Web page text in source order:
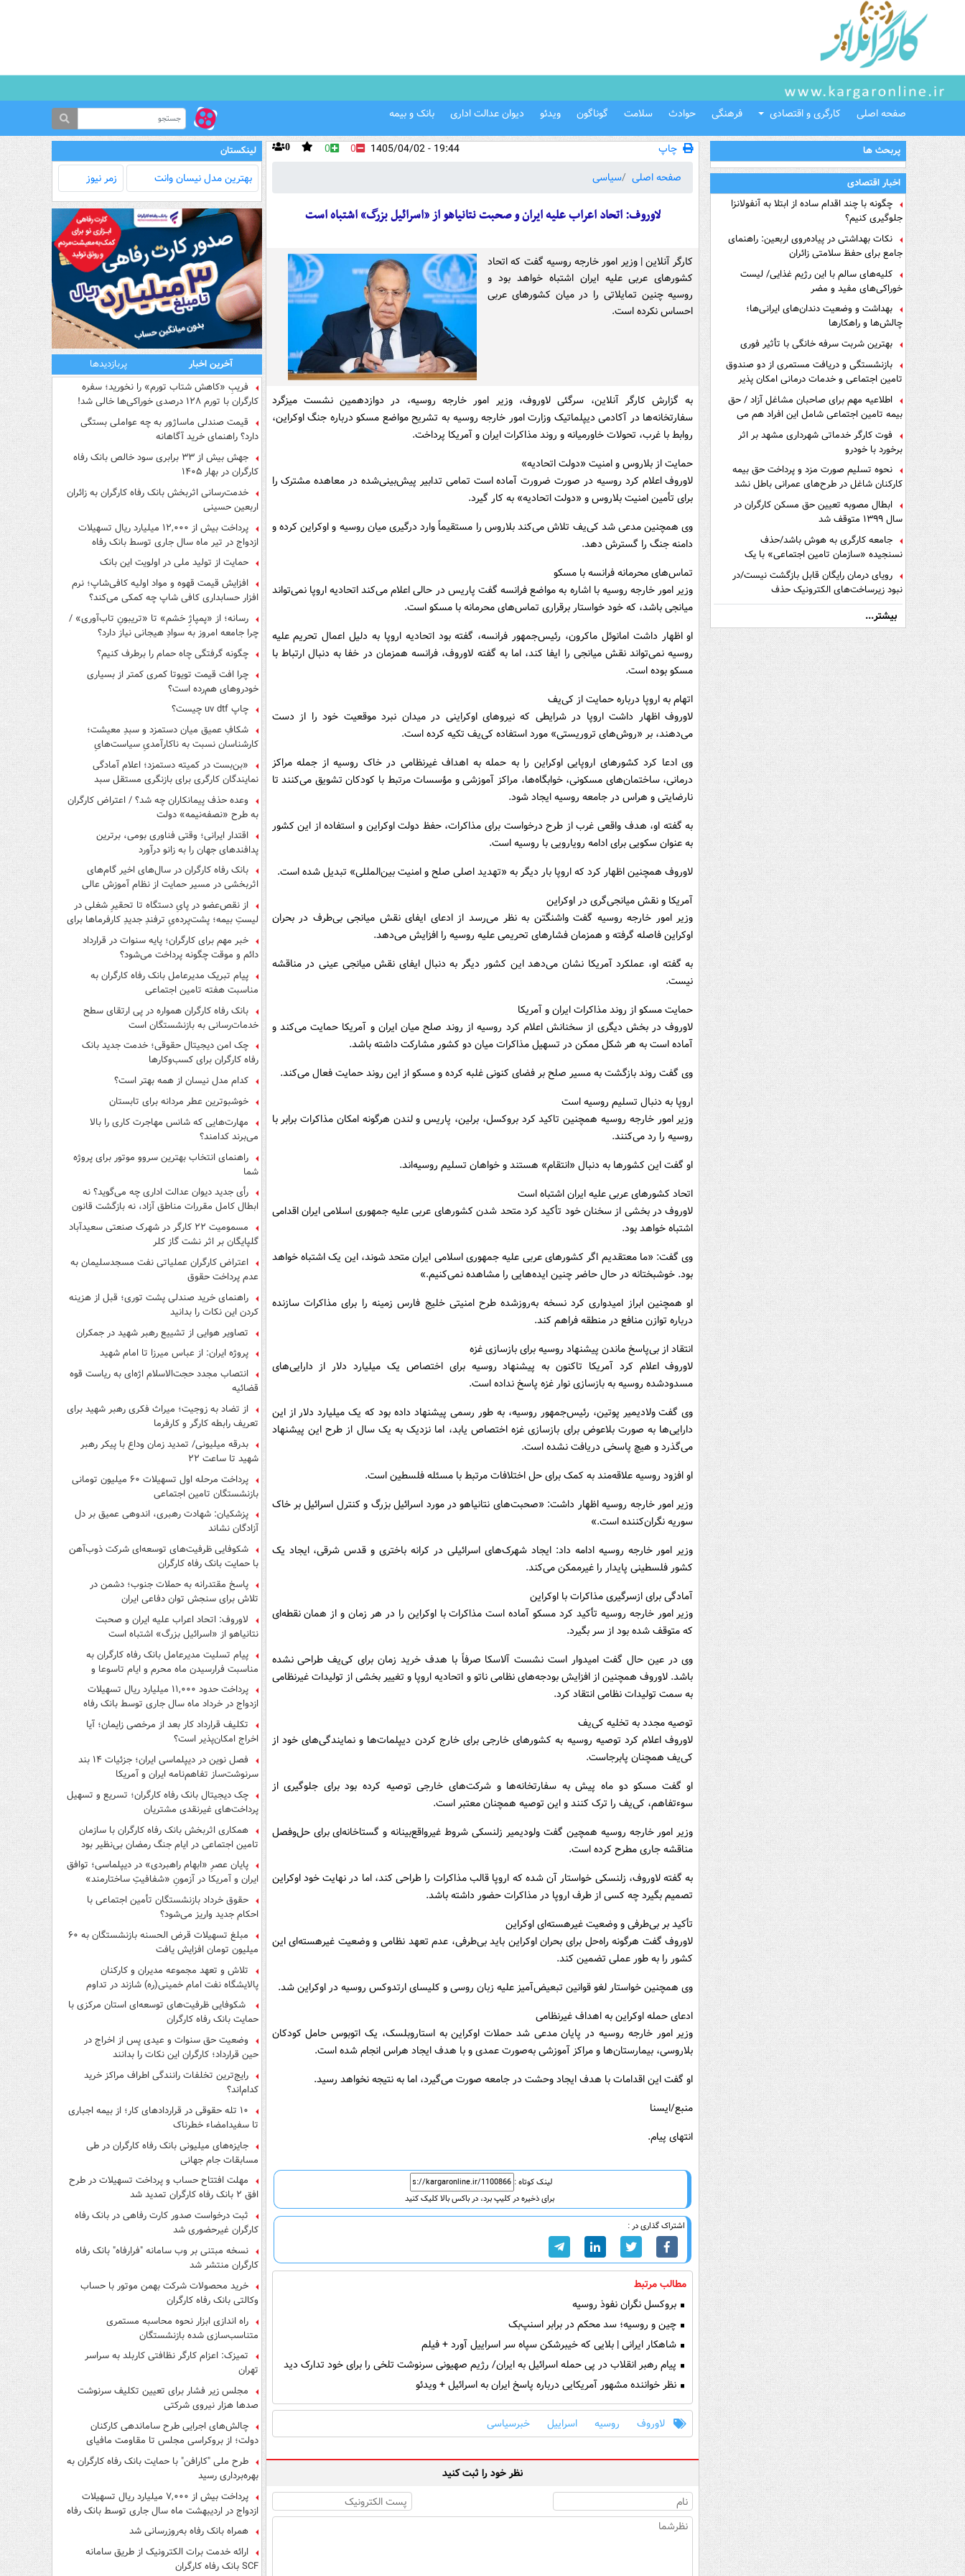
صفحه اصلی کارگری و اقتصادی فرهنگی حوادث سلامت گوناگون ویدئو دیوان عدالت اداری بانک و بیمه
پربحث ها
اخبار اقتصادی
چگونه با چند اقدام ساده از ابتلا به آنفولانزا
جلوگیری کنیم؟
نکات بهداشتی در پیاده‌روی اربعین: راهنمای
جامع برای حفظ سلامتی زائران
کلیه‌های سالم با این رژیم غذایی/ لیست
خوراکی‌های مفید و مضر
بهداشت و وضعیت دندان‌های ایرانی‌ها؛
چالش‌ها و راهکارها
بهترین شربت سرفه خانگی با تأثیر فوری
بازنشستگی و دریافت مستمری از دو صندوق
تامین اجتماعی و خدمات درمانی امکان پذیر
است ؟
اطلاعیه مهم برای صاحبان مشاغل آزاد / حق
بیمه تامین اجتماعی شامل این افراد هم می
شودفوت کارگر خدماتی شهرداری مشهد بر اثر
برخورد با خودرو
نحوه تسلیم صورت مزد و پرداخت حق بیمه
کارکنان شاغل در طرح‌های عمرانی باطل نشد
ابطال مصوبه تعیین حق مسکن کارگران در
سال ۱۳۹۹ متوقف شد
جامعه کارگری به هوش باشد/حذف
نسنجیده «سازمان تامین اجتماعی» با یک
تفاهم نامه!
رویای درمان رایگان قابل بازگشت نیست/در
نبود زیرساخت‌های الکترونیک حذف
دفترچه‌های بیمه اشتباه مضاعف است
بیشتر...
چاپ 0 0 0
19:44 - 1405/04/02
صفحه اصلی
سیاسی
لاوروف: اتحاد اعراب علیه ایران و صحبت نتانیاهو از «اسرائیل بزرگ» اشتباه است
کارگر آنلاین | وزیر امور خارجه روسیه گفت که اتحاد
کشورهای عربی علیه ایران اشتباه خواهد بود و
روسیه چنین تمایلاتی را در میان کشورهای عربی
احساس نکرده است.
به گزارش کارگر آنلاین، سرگئی لاوروف، وزیر امور خارجه روسیه، در دوازدهمین نشست میزگرد
سفارتخانه‌ها در آکادمی دیپلماتیک وزارت امور خارجه روسیه به تشریح مواضع مسکو درباره جنگ اوکراین،
روابط با غرب، تحولات خاورمیانه و روند مذاکرات ایران و آمریکا پرداخت.
حمایت از بلاروس و امنیت «دولت اتحادیه»
لاوروف اعلام کرد روسیه در صورت ضرورت آماده است تمامی تدابیر پیش‌بینی‌شده در معاهده مشترک را
برای تأمین امنیت بلاروس و «دولت اتحادیه» به کار گیرد.
وی همچنین مدعی شد کی‌یف تلاش می‌کند بلاروس را مستقیماً وارد درگیری میان روسیه و اوکراین کرده و
دامنه جنگ را گسترش دهد.
تماس‌های محرمانه فرانسه با مسکو
وزیر امور خارجه روسیه با اشاره به مواضع فرانسه گفت پاریس در حالی اعلام می‌کند اتحادیه اروپا نمی‌تواند
میانجی باشد، که خود خواستار برقراری تماس‌های محرمانه با مسکو است.
او اظهار داشت امانوئل ماکرون، رئیس‌جمهور فرانسه، گفته بود اتحادیه اروپا به دلیل اعمال تحریم علیه
روسیه نمی‌تواند نقش میانجی را ایفا کند، اما به گفته لاوروف، فرانسه همزمان در خفا به دنبال ارتباط با
مسکو بوده است.
اتهام به اروپا درباره حمایت از کی‌یف
لاوروف اظهار داشت اروپا در شرایطی که نیروهای اوکراینی در میدان نبرد موقعیت خود را از دست
می‌دهند، بر «روش‌های تروریستی» مورد استفاده کی‌یف تکیه کرده است.
وی ادعا کرد کشورهای اروپایی اوکراین را به حمله به اهداف غیرنظامی در خاک روسیه از جمله مراکز
درمانی، ساختمان‌های مسکونی، خوابگاه‌ها، مراکز آموزشی و مؤسسات مرتبط با کودکان تشویق می‌کنند تا
نارضایتی و هراس در جامعه روسیه ایجاد شود.
به گفته او، هدف واقعی غرب از طرح درخواست برای مذاکرات، حفظ دولت اوکراین و استفاده از این کشور
به عنوان سکویی برای ادامه رویارویی با روسیه است.
لاوروف همچنین اظهار کرد که اروپا بار دیگر به «تهدید اصلی صلح و امنیت بین‌المللی» تبدیل شده است.
آمریکا و نقش میانجی‌گری در اوکراین
وزیر امور خارجه روسیه گفت واشنگتن به نظر می‌رسد از ادعای ایفای نقش میانجی بی‌طرف در بحران
اوکراین فاصله گرفته و همزمان فشارهای تحریمی علیه روسیه را افزایش می‌دهد.
به گفته او، عملکرد آمریکا نشان می‌دهد این کشور دیگر به دنبال ایفای نقش میانجی عینی در مناقشه
نیست.
حمایت مسکو از روند مذاکرات ایران و آمریکا
لاوروف در بخش دیگری از سخنانش اعلام کرد روسیه از روند صلح میان ایران و آمریکا حمایت می‌کند و
آماده است به هر شکل ممکن در تسهیل مذاکرات میان دو کشور مشارکت داشته باشد.
وی گفت روند بازگشت به مسیر صلح بر فضای کنونی غلبه کرده و مسکو از این روند حمایت فعال می‌کند.
اروپا به دنبال تسلیم روسیه است
وزیر امور خارجه روسیه همچنین تاکید کرد بروکسل، برلین، پاریس و لندن هرگونه امکان مذاکرات برابر با
روسیه را رد می‌کنند.
او گفت این کشورها به دنبال «انتقام» هستند و خواهان تسلیم روسیه‌اند.
اتحاد کشورهای عربی علیه ایران اشتباه است
لاوروف در بخشی از سخنان خود تأکید کرد متحد شدن کشورهای عربی علیه جمهوری اسلامی ایران اقدامی
اشتباه خواهد بود.
وی گفت: «ما معتقدیم اگر کشورهای عربی علیه جمهوری اسلامی ایران متحد شوند، این یک اشتباه خواهد
بود. خوشبختانه در حال حاضر چنین ایده‌هایی را مشاهده نمی‌کنیم.»
او همچنین ابراز امیدواری کرد نسخه به‌روزشده طرح امنیتی خلیج فارس زمینه را برای مذاکرات سازنده
درباره توازن منافع در منطقه فراهم کند.
انتقاد از بی‌پاسخ ماندن پیشنهاد روسیه برای بازسازی غزه
لاوروف اعلام کرد آمریکا تاکنون به پیشنهاد روسیه برای اختصاص یک میلیارد دلار از دارایی‌های
مسدودشده روسیه به بازسازی نوار غزه پاسخ نداده است.
وی گفت ولادیمیر پوتین، رئیس‌جمهور روسیه، به طور رسمی پیشنهاد داده بود که یک میلیارد دلار از این
دارایی‌ها به صورت بلاعوض برای بازسازی غزه اختصاص یابد، اما نزدیک به یک سال از طرح این پیشنهاد
می‌گذرد و هیچ پاسخی دریافت نشده است.
او افزود روسیه علاقه‌مند به کمک برای حل اختلافات مرتبط با مسئله فلسطین است.
وزیر امور خارجه روسیه اظهار داشت: «صحبت‌های نتانیاهو در مورد اسرائیل بزرگ و کنترل اسرائیل بر خاک
سوریه نگران‌کننده است.»
وزیر امور خارجه روسیه ادامه داد: ایجاد شهرک‌های اسرائیلی در کرانه باختری و قدس شرقی، ایجاد یک
کشور فلسطینی پایدار را غیرممکن می‌کند.
آمادگی برای ازسرگیری مذاکرات با اوکراین
وزیر امور خارجه روسیه تأکید کرد مسکو آماده است مذاکرات با اوکراین را در هر زمان و از همان نقطه‌ای
که متوقف شده بود از سر بگیرد.
وی در عین حال گفت امیدوار است نشست آلاسکا صرفاً با هدف خرید زمان برای کی‌یف طراحی نشده
باشد. لاوروف همچنین از افزایش بودجه‌های نظامی ناتو و اتحادیه اروپا و تغییر بخشی از تولیدات غیرنظامی
به سمت تولیدات نظامی انتقاد کرد.
توصیه مجدد به تخلیه کی‌یف
لاوروف اعلام کرد توصیه روسیه به کشورهای خارجی برای خارج کردن دیپلمات‌ها و نمایندگی‌های خود از
کی‌یف همچنان پابرجاست.
او گفت مسکو دو ماه پیش به سفارتخانه‌ها و شرکت‌های خارجی توصیه کرده بود برای جلوگیری از
سوءتفاهم، کی‌یف را ترک کنند و این توصیه همچنان معتبر است.
وزیر امور خارجه روسیه همچین گفت ولودیمیر زلنسکی شروط غیرواقع‌بینانه و گستاخانه‌ای برای حل‌وفصل
مناقشه جاری مطرح کرده است.
به گفته لاوروف، زلنسکی خواستار آن شده که اروپا قالب مذاکرات را طراحی کند، اما در نهایت خود اوکراین
تصمیم بگیرد چه کسی از طرف اروپا در مذاکرات حضور داشته باشد.
تأکید بر بی‌طرفی و وضعیت غیرهسته‌ای اوکراین
لاوروف گفت هرگونه راه‌حل برای بحران اوکراین باید بی‌طرفی، عدم تعهد نظامی و وضعیت غیرهسته‌ای این
کشور را به طور عملی تضمین کند.
وی همچنین خواستار لغو قوانین تبعیض‌آمیز علیه زبان روسی و کلیسای ارتدوکس روسیه در اوکراین شد.
ادعای حمله اوکراین به اهداف غیرنظامی
وزیر امور خارجه روسیه در پایان مدعی شد حملات اوکراین به استاروبلسک، یک اتوبوس حامل کودکان
بلاروسی، بیمارستان‌ها و مراکز آموزشی به‌صورت عمدی و با هدف ایجاد هراس انجام شده است.
او گفت این اقدامات با هدف ایجاد وحشت در جامعه صورت می‌گیرد، اما به نتیجه نخواهد رسید.
منبع/ایسنا
انتهای پیام.
لینک کوتاه :
برای ذخیره در کلیپ برد، در باکس بالا کلیک کنید
اشتراک گذاری در :
مطالب مرتبط
بروکسل نگران نفوذ روسیه
چین و روسیه؛ سد محکم در برابر اسنپ‌بک
شاهکار ایرانی | بلایی که خیبرشکن سپاه سر اسراییل آورد + فیلم
پیام رهبر انقلاب در پی حمله اسرائیل به ایران/ رژیم صهیونی سرنوشت تلخی را برای خود تدارک دید
نظر خواننده مشهور آمریکایی درباره پاسخ ایران به اسرائیل + ویدئو
لاوروف روسیه اسراییل خبرسیاسی
نظر خود را ثبت کنید
لینکستان
بهترین مدل‌ نیسان وانت زمر نیوز
آخرین اخبار
پربازدیدها
فریبِ «کاهش شتاب تورم» را نخورید؛ سفره
کارگران با تورم ۱۲۸ درصدی خوراکی‌ها خالی شد!
قیمت صندلی ماساژور به چه عواملی بستگی
دارد؟ راهنمای خرید آگاهانه
جهش بیش از ۳۳ برابری سود خالص بانک رفاه
کارگران در بهار ۱۴۰۵
خدمت‌رسانی اثربخش بانک رفاه کارگران به زائران
اربعین حسینی
پرداخت بیش از ۱۲,۰۰۰ میلیارد ریال تسهیلات
ازدواج در تیر ماه سال جاری توسط بانک رفاه
کارگران
حمایت از تولید ملی در اولویت این بانک
افزایش قیمت قهوه و مواد اولیه کافی‌شاپ؛ نرم
افزار حسابداری کافی شاپ چه کمکی می‌کند؟
رسانه؛ از «پمپاژِ خشم» تا «تریبونِ تاب‌آوری» /
چرا جامعه امروز به سوادِ هیجانی نیاز دارد؟
چگونه گرفتگی چاه حمام را برطرف کنیم؟
چرا افت قیمت تویوتا کمری کمتر از بسیاری
خودروهای هم‌رده است؟
چاپ uv dtf چیست؟
شکافِ عمیق میان دستمزد و سبدِ معیشت؛
کارشناسان نسبت به ناکارآمدیِ سیاست‌هایِ
حمایتی هشدار دادند
«بن‌بست در کمیته دستمزد؛ اعلام آمادگی
نمایندگان کارگری برای بازنگری مستقل سبد
وعده حذف پیمانکاران چه شد؟ / اعتراض کارگران
به طرح «نصفه‌نیمه» دولت
اقتدار ایرانی؛ وقتی فناوری بومی، برترین
پدافندهای جهان را به زانو درآورد
بانک رفاه کارگران در سال‌های اخیر گام‌های
اثربخشی در مسیر حمایت از نظام آموزش عالی
برداشته است
از نقص‌عضو در پایِ دستگاه تا تحقیرِ شغلی در
لیستِ بیمه؛ پشت‌پرده‌یِ ترفندِ جدیدِ کارفرماها برای
فرار از قانون چیست؟
خبر مهم برای کارگران؛ پایه سنوات در قرارداد
دائم و موقت چگونه پرداخت می‌شود؟
پیام تبریک مدیرعامل بانک رفاه کارگران به
مناسبت هفته تامین اجتماعی
بانک رفاه کارگران همواره در پی ارتقای سطح
خدمات‌رسانی به بازنشستگان است
چک امن دیجیتال حقوقی؛ خدمت جدید بانک
رفاه کارگران برای کسب‌وکارها
کدام مدل نیسان از همه بهتر است؟
خوشبوترین عطر مردانه برای تابستان
مهارت‌هایی که شانس مهاجرت کاری را بالا
می‌برند کدامند؟
راهنمای انتخاب بهترین سروو موتور برای پروژه
شما
رأی جدید دیوان عدالت اداری چه می‌گوید؟ نه
ابطال کامل مقررات مناطق آزاد، نه بازگشت قانون
مسمومیت ۲۲ کارگر در شهرک صنعتی سعیدآباد
گلپایگان بر اثر نشت گاز کلر
اعتراض کارگران عملیاتی نفت مسجدسلیمان به
عدم پرداخت حقوق
راهنمای خرید صندلی پشت توری؛ قبل از هزینه
کردن این نکات را بدانید
تصاویر هوایی از تشییع رهبر شهید در جمکران
پروژه ایران: از عباس میرزا تا امام شهید
انتصاب مجدد حجت‌الاسلام اژه‌ای به ریاست قوه‌
قضائیه
از تضاد به زوجیت؛ میراث فکری رهبر شهید برای
تعریف رابطه کارگر و کارفرما
بدرقه میلیونی/ تمدید زمان وداع با پیکر رهبر
شهید تا ساعت ۲۲
پرداخت مرحله اول تسهیلات ۶۰ میلیون تومانی
بازنشستگان تامین اجتماعی
پزشکیان: شهادت رهبری، اندوهی عمیق بر دل
آزادگان نشاند
شکوفایی ظرفیت‌های توسعه‌ای شرکت ذوب‌آهن
با حمایت‌ بانک رفاه کارگران
پاسخ مقتدرانه به حملات جنوب؛ دشمن در
تلاش برای سنجش توان دفاعی ایران
لاوروف: اتحاد اعراب علیه ایران و صحبت
نتانیاهو از «اسرائیل بزرگ» اشتباه است
پیام تسلیت مدیرعامل بانک رفاه کارگران به
مناسبت فرارسیدن ماه محرم و ایام تاسوعا و
عاشورای حسینی
پرداخت حدود ۱۱,۰۰۰ میلیارد ریال تسهیلات
ازدواج در خرداد ماه سال جاری توسط بانک رفاه
کارگران
تکلیف قرارداد کار بعد از مرخصی زایمان؛ آیا
اخراج امکان‌پذیر است؟
فصل نوین در دیپلماسی ایران؛ جزئیات ۱۴ بند
سرنوشت‌ساز تفاهم‌نامه ایران و آمریکا
چک دیجیتال بانک رفاه کارگران؛ تسریع و تسهیل
پرداخت‌های غیرنقدی مشتریان
همکاری اثربخش بانک رفاه کارگران با سازمان
تامین اجتماعی در ایام جنگ رمضان بی‌نظیر بود
پایان عصرِ «ابهام راهبردی» در دیپلماسی؛ توافق
ایران و آمریکا در آزمونِ «شفافیتِ ساختارمند»
حقوق خرداد بازنشستگان تأمین اجتماعی با
احکام جدید واریز می‌شود؟
مبلغ تسهیلات قرض الحسنه بازنشستگان به ۶۰
میلیون تومان افزایش یافت
تلاش و تعهد مجموعه مدیران و کارکنان
پالایشگاه نفت امام خمینی(ره) شازند در تداوم
تولید در ایام جنگ رمضان، شایسته قدردانی است
شکوفایی ظرفیت‌های توسعه‌ای استان مرکزی با
حمایت بانک رفاه کارگران
وضعیت حق سنوات و عیدی پس از اخراج در
حین قرارداد؛ کارگران این نکات را بدانند
رایج‌ترین تخلفات رانندگی اطراف مراکز خرید
کدام‌اند؟
۱۰ تله حقوقی در قراردادهای کار؛ از بیمه اجباری
تا سفیدامضاء خطرناک
جایزه‌های میلیونی بانک رفاه کارگران در طی
مسابقات جام جهانی
مهلت افتتاح حساب و پرداخت تسهیلات در طرح
افق ۲ بانک رفاه کارگران تمدید شد
ثبت درخواست صدور کارت رفاهی در بانک رفاه
کارگران غیرحضوری شد
نسخه مبتنی بر وب سامانه "فرارفاه" بانک رفاه
کارگران منتشر شد
خرید محصولات شرکت بهمن موتور با حساب
وکالتی بانک رفاه کارگران
راه اندازی ابزار نحوه محاسبه مستمری
متناسب‌سازی شده بازنشستگان
تمیزک: اعزام کارگر نظافتی کاربلد به سراسر
تهران
مجلس زیر فشار برای تعیین تکلیف سرنوشت
صدها هزار نیروی شرکتی
چالش‌های اجرایی طرح ساماندهی کارکنان
دولت؛ از بروکراسی مجلس تا مقاومت مافیای
واسطه‌گری
طرح ملی "کارافن" با حمایت بانک رفاه کارگران به
بهره‌برداری رسید
پرداخت بیش از ۷,۰۰۰ میلیارد ریال تسهیلات
ازدواج در اردیبهشت ماه سال جاری توسط بانک رفاه
کارگران
همراه بانک رفاه به‌روزرسانی شد
ارائه خدمت برات الکترونیک از طریق سامانه
SCF بانک رفاه کارگران